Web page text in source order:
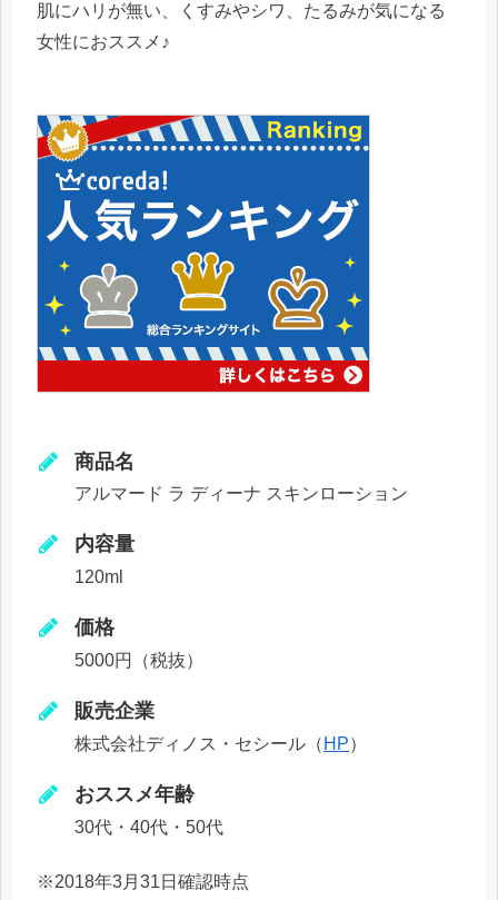
肌にハリが無い、くすみやシワ、たるみが気になる
女性におススメ♪
商品名
アルマード ラ ディーナ スキンローション
内容量
120ml
価格
5000円（税抜）
販売企業
株式会社ディノス・セシール（ HP）
おススメ年齢
30代・40代・50代
※2018年3月31日確認時点